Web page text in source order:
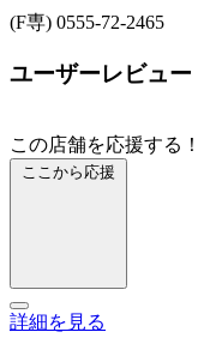
(F専) 0555-72-2465
ユーザーレビュー
この店舗を応援する！
ここから応援
詳細を見る